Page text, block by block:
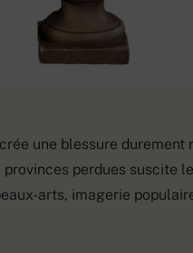
une blessure durement
perdues suscite
arts, imagerie